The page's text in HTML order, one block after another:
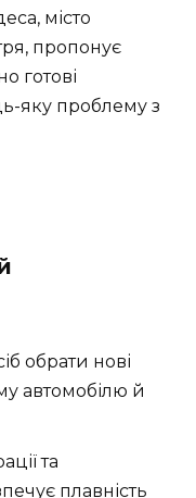
місто
пропонує
готові
яку проблему з
обрати нові
автомобілю й
та
плавність